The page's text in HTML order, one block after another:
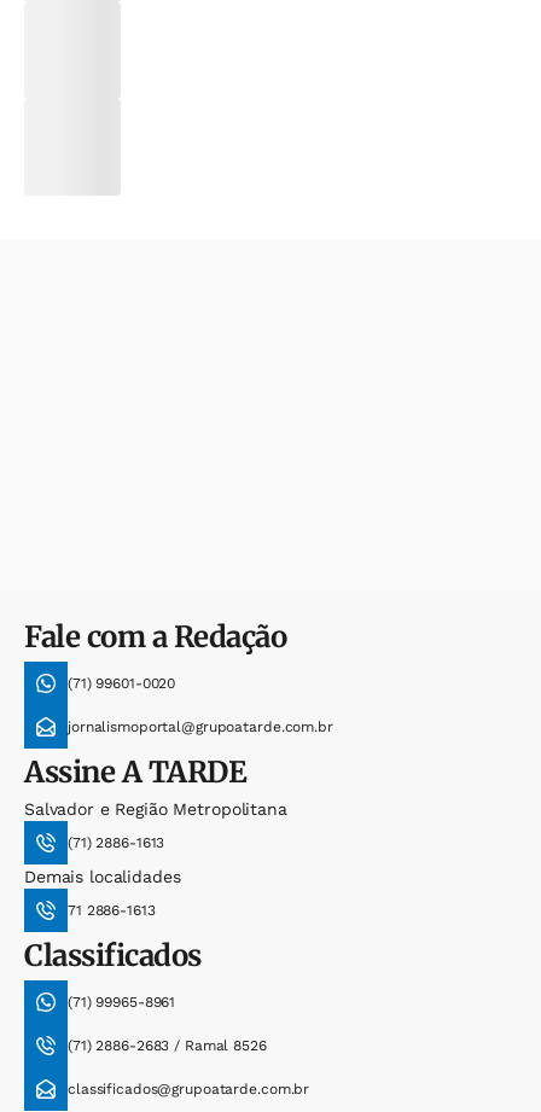
Fale com a Redação
(71) 99601-0020
jornalismoportal@grupoatarde.com.br
AssineA TARDE
Salvador e Região Metropolitana
(71) 2886-1613
Demais localidades
71 2886-1613
Classificados
(71) 99965-8961
(71) 2886-2683 / Ramal 8526
classificados@grupoatarde.com.br